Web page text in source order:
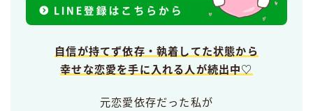
自信が持てず依存・執着してた状態から
幸せな恋愛を手に入れる人が続出中♡
元恋愛依存だった私が